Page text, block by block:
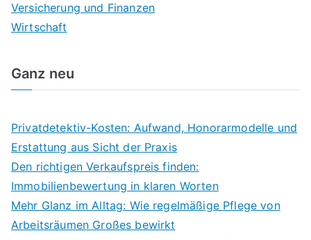
Versicherung und Finanzen
Wirtschaft
Ganz neu
Privatdetektiv-Kosten: Aufwand, Honorarmodelle und
Erstattung aus Sicht der Praxis
Den richtigen Verkaufspreis finden:
Immobilienbewertung in klaren Worten
Mehr Glanz im Alltag: Wie regelmäßige Pflege von
Arbeitsräumen Großes bewirkt